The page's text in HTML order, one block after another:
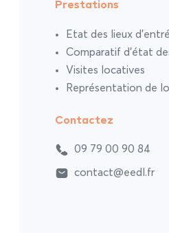
Prestations
Etat des lieux
Comparatif d’état
Visites locatives
Représentation de
Contactez
09 79 00 90 84
contact@eedl.fr